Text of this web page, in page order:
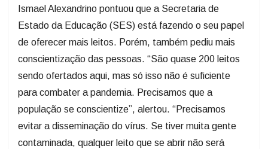
Ismael Alexandrino pontuou que a Secretaria de
Estado da Educação (SES) está fazendo o seu papel
de oferecer mais leitos. Porém, também pediu mais
conscientização das pessoas. “São quase 200 leitos
sendo ofertados aqui, mas só isso não é suficiente
para combater a pandemia. Precisamos que a
população se conscientize”, alertou. “Precisamos
evitar a disseminação do vírus. Se tiver muita gente
contaminada, qualquer leito que se abrir não será